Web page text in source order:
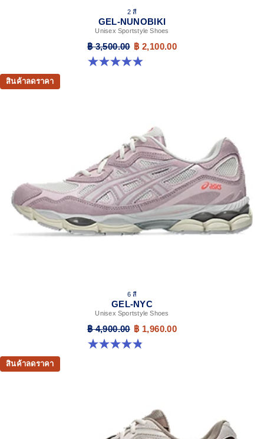
2 สี
GEL-NUNOBIKI
Unisex Sportstyle Shoes
฿ 3,500.00 ฿ 2,100.00
4.9 จาก 5 ดาว 18 รีวิว
สินค้าลดราคา
6 สี
GEL-NYC
Unisex Sportstyle Shoes
฿ 4,900.00 ฿ 1,960.00
4.8 จาก 5 ดาว 1675 รีวิว
สินค้าลดราคา